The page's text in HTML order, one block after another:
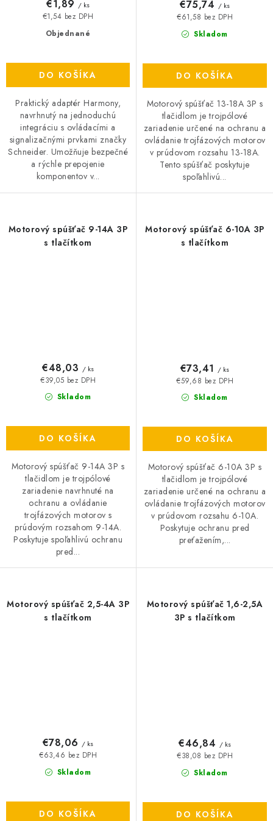
Objednané
€1,54 bez DPH
€1,89 / ks
DO KOŠÍKA
Praktický adaptér Harmony,
navrhnutý na jednoduchú
integráciu s ovládacími a
signalizačnými prvkami značky
Schneider. Umožňuje bezpečné
a rýchle prepojenie
komponentov v...
Skladom
€61,58 bez DPH
€75,74 / ks
DO KOŠÍKA
Motorový spúšťač 13-18A 3P s
tlačidlom je trojpólové
zariadenie určené na ochranu a
ovládanie trojfázových motorov
v prúdovom rozsahu 13-18A.
Tento spúšťač poskytuje
spoľahlivú...
Motorový spúšťač 9-14A 3P
s tlačítkom
Skladom
€39,05 bez DPH
€48,03 / ks
DO KOŠÍKA
Motorový spúšťač 9-14A 3P s
tlačidlom je trojpólové
zariadenie navrhnuté na
ochranu a ovládanie
trojfázových motorov s
prúdovým rozsahom 9-14A.
Poskytuje spoľahlivú ochranu
pred...
Motorový spúšťač 6-10A 3P
s tlačítkom
Skladom
€59,68 bez DPH
€73,41 / ks
DO KOŠÍKA
Motorový spúšťač 6-10A 3P s
tlačidlom je trojpólové
zariadenie určené na ochranu a
ovládanie trojfázových motorov
v prúdovom rozsahu 6-10A.
Poskytuje ochranu pred
preťažením,...
Motorový spúšťač 2,5-4A 3P
s tlačítkom
Skladom
€63,46 bez DPH
€78,06 / ks
DO KOŠÍKA
Motorový spúšťač 1,6-2,5A
3P s tlačítkom
Skladom
€38,08 bez DPH
€46,84 / ks
DO KOŠÍKA